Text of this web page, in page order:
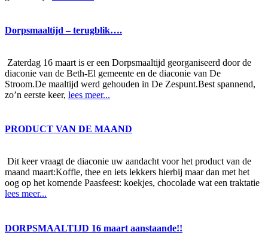
Dorpsmaaltijd – terugblik….
Zaterdag 16 maart is er een Dorpsmaaltijd georganiseerd door de
diaconie van de Beth-El gemeente en de diaconie van De
Stroom.De maaltijd werd gehouden in De Zespunt.Best spannend,
zo’n eerste keer, lees meer...
PRODUCT VAN DE MAAND
Dit keer vraagt de diaconie uw aandacht voor het product van de
maand maart:Koffie, thee en iets lekkers hierbij maar dan met het
oog op het komende Paasfeest: koekjes, chocolade wat een traktatie
lees meer...
DORPSMAALTIJD 16 maart aanstaande!!